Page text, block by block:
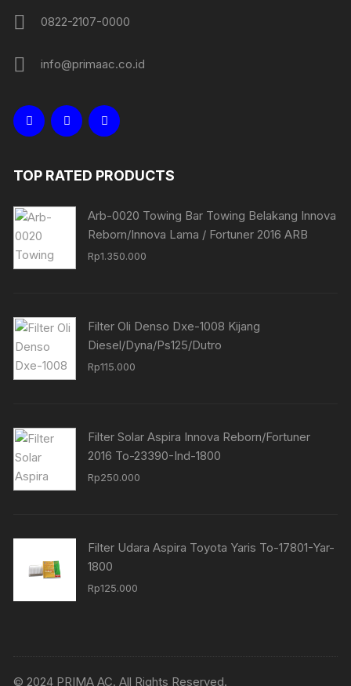
0822-2107-0000
info@primaac.co.id
TOP RATED PRODUCTS
Arb-0020 Towing Bar Towing Belakang Innova
Reborn/Innova Lama / Fortuner 2016 ARB
Rp1.350.000
Filter Oli Denso Dxe-1008 Kijang
Diesel/Dyna/Ps125/Dutro
Rp115.000
Filter Solar Aspira Innova Reborn/Fortuner
2016 To-23390-Ind-1800
Rp250.000
Filter Udara Aspira Toyota Yaris To-17801-Yar-
1800
Rp125.000
© 2024 PRIMA AC. All Rights Reserved.